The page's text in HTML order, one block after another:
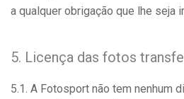
a qualquer obrigação que lhe seja
5. Licença das fotos
5.1. A Fotosport não tem nenhum